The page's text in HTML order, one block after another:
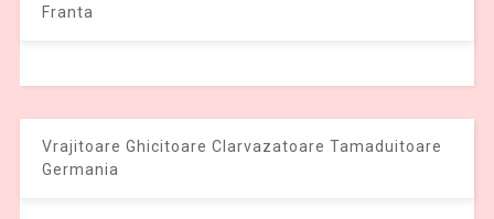
Franta
Vrajitoare Ghicitoare Clarvazatoare Tamaduitoare
Germania